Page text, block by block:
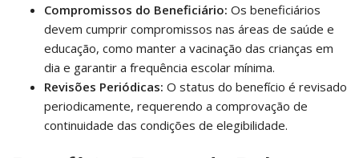
Compromissos do Beneficiário: Os beneficiários
devem cumprir compromissos nas áreas de saúde e
educação, como manter a vacinação das crianças em
dia e garantir a frequência escolar mínima.
Revisões Periódicas: O status do benefício é revisado
periodicamente, requerendo a comprovação de
continuidade das condições de elegibilidade.